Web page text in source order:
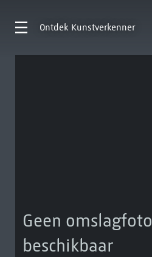
Ontdek Kunstverkenner
Geen omslagfoto
beschikbaar